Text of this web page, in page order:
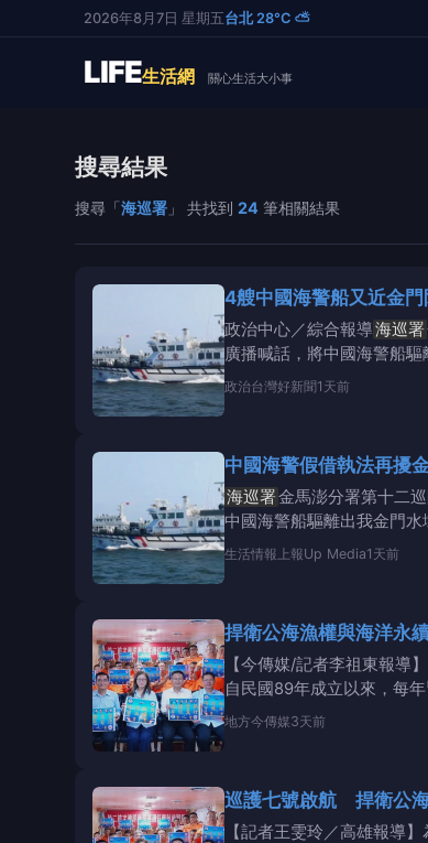
2026年8月7日 星期五台北 28°C ⛅
LIFE生活網 關心生活大小事
搜尋結果
搜尋「海巡署 」 共找到 24 筆相關結果
4艘中國海警船又近金
政治中心／綜合報導海巡署
廣播喊話，將中國海警船
演習，中國更企圖把台
政治台灣好新聞 1天前
中國海警假借執法再擾
海巡署金馬澎分署第十二
中國海警船驅離出我金門
生活情報 上報Up Media1天前
捍衛公海漁權與海洋永
【今傳媒/記者李祖東報導
自民國89年成立以來，每
員
地方今傳媒3天前
巡護七號啟航 捍衛公
【記者王雯玲／高雄報導